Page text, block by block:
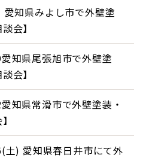
愛知県みよし市で外壁塗
会】
知県尾張旭市で外壁塗
会】
知県常滑市で外壁塗装・
土) 愛知県春日井市にて外